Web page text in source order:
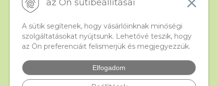
az Ön sütibeállításai
A sütik segítenek, hogy vásárlóinknak minőségi
szolgáltatásokat nyújtsunk. Lehetővé teszik, hogy
az Ön preferenciáit felismerjük és megjegyezzük.
Elfogadom
Beado
Kapcsolat
Gyakori kérdések